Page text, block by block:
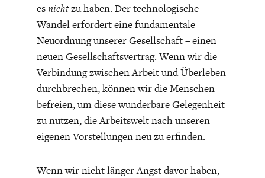
esnichtzu haben. Der technologische
Wandel erfordert eine fundamentale
Neuordnung unserer Gesellschaft – einen
neuen Gesellschaftsvertrag. Wenn wir die
Verbindung zwischen Arbeit und Überleben
durchbrechen, können wir die Menschen
befreien, um diese wunderbare Gelegenheit
zu nutzen, die Arbeitswelt nach unseren
eigenen Vorstellungen neu zu erfinden.
Wenn wir nicht länger Angst davor haben,